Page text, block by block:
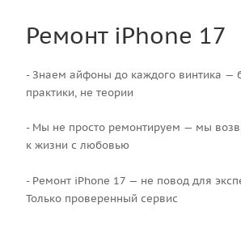
Ремонт iPhone 17
- Знаем айфоны до каждого винтика —
практики, не теории
- Мы не просто ремонтируем — мы
к жизни с любовью
- Ремонт iPhone 17 — не повод для
Только проверенный сервис